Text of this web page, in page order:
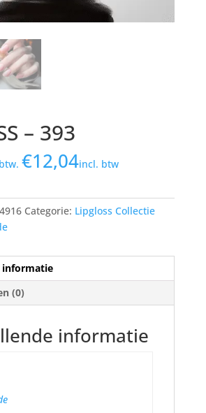
– 393
€12,04incl. btw
Categorie: Lipgloss Collectie
informatie
(0)
informatie